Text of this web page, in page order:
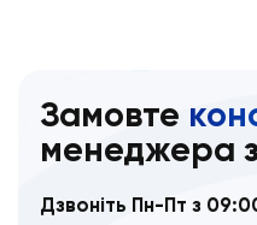
Замовте
менеджера
Дзвоніть Пн-Пт з